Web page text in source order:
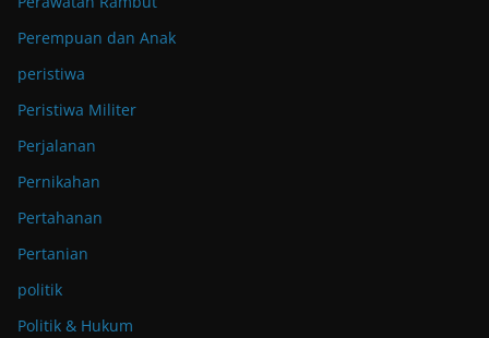
Perempuan dan Anak
peristiwa
Peristiwa Militer
Perjalanan
Pernikahan
Pertahanan
Pertanian
politik
Politik & Hukum